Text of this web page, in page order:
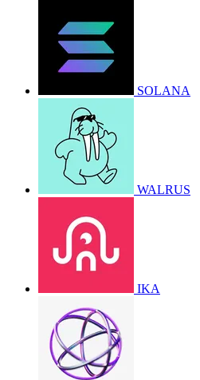
SOLANA
WALRUS
IKA